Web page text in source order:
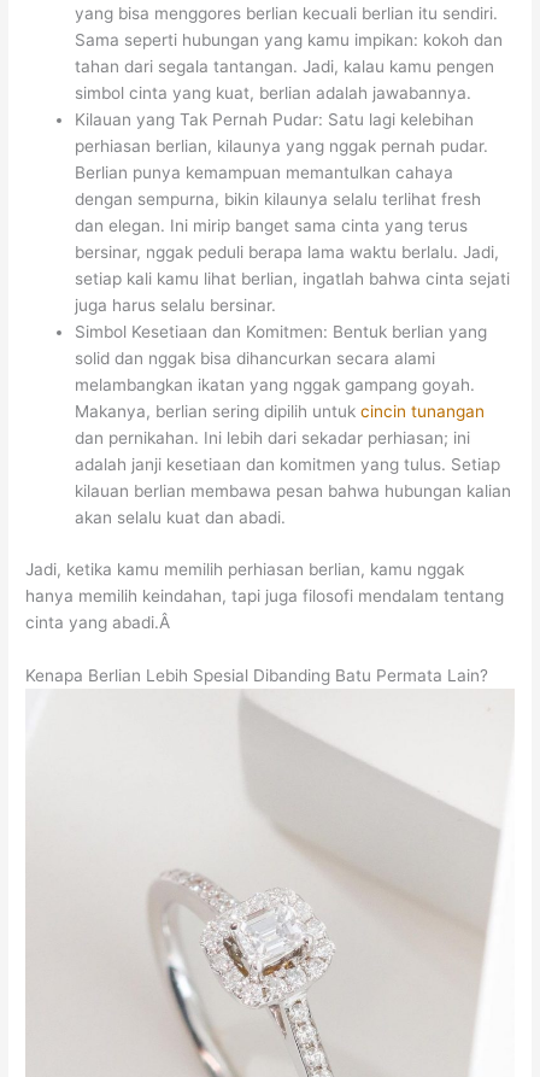
yang bisa menggores berlian kecuali berlian itu sendiri.
Sama seperti hubungan yang kamu impikan: kokoh dan
tahan dari segala tantangan. Jadi, kalau kamu pengen
simbol cinta yang kuat, berlian adalah jawabannya.
Kilauan yang Tak Pernah Pudar: Satu lagi kelebihan
perhiasan berlian, kilaunya yang nggak pernah pudar.
Berlian punya kemampuan memantulkan cahaya
dengan sempurna, bikin kilaunya selalu terlihat fresh
dan elegan. Ini mirip banget sama cinta yang terus
bersinar, nggak peduli berapa lama waktu berlalu. Jadi,
setiap kali kamu lihat berlian, ingatlah bahwa cinta sejati
juga harus selalu bersinar.
Simbol Kesetiaan dan Komitmen: Bentuk berlian yang
solid dan nggak bisa dihancurkan secara alami
melambangkan ikatan yang nggak gampang goyah.
Makanya, berlian sering dipilih untukcincin tunangan
dan pernikahan. Ini lebih dari sekadar perhiasan; ini
adalah janji kesetiaan dan komitmen yang tulus. Setiap
kilauan berlian membawa pesan bahwa hubungan kalian
akan selalu kuat dan abadi.
Jadi, ketika kamu memilih perhiasan berlian, kamu nggak
hanya memilih keindahan, tapi juga filosofi mendalam tentang
cinta yang abadi.Â
Kenapa Berlian Lebih Spesial Dibanding Batu Permata Lain?